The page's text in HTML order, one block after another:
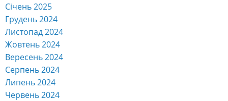
Січень 2025
Грудень 2024
Листопад 2024
Жовтень 2024
Вересень 2024
Серпень 2024
Липень 2024
Червень 2024